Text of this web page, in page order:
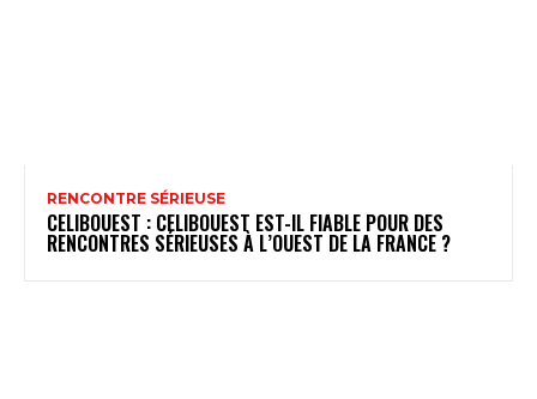
RENCONTRE SÉRIEUSE
CELIBOUEST : CELIBOUEST EST-IL FIABLE POUR DES
RENCONTRES SÉRIEUSES À L’OUEST DE LA FRANCE ?